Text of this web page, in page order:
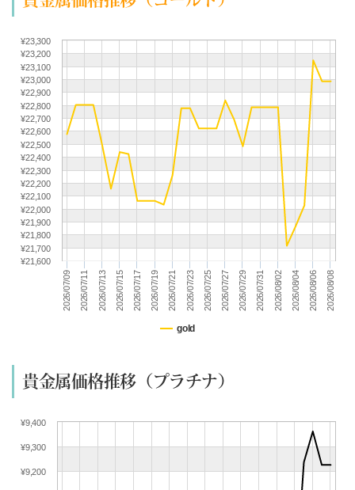
(07/23) 買取相場更新 GOLD(±0)PLATINUM(+66)
(07/22) 買取相場更新 GOLD(
(07/21) 買取相場更新 GOLD(+227)PLATINUM(+63)
(07/20) 買取相場更新 GOLD(
)PLATINUM(
(07/19) 買取相場更新 GOLD(±0)PLATINUM(±0)
(07/18) 買取相場更新 GOLD(±0)PLATINUM(±0)
(07/17) 買取相場更新 GOLD(
-362
(07/16) 買取相場更新 GOLD(-15)PLATINUM(+191)
(07/15) 買取相場更新 GOLD(+283
(07/14) 買取相場更新 GOLD(-338)PLATINUM(-115)
(07/13) 買取相場更新 GOLD(
(07/12) 買取相場更新 GOLD(±0)PLATINUM(±0)
(07/11) 買取相場更新 GOLD(±0)PLATINUM(±0)
(07/10) 買取相場更新 GOLD(
+225 )PLATINUM(+113
(07/09) 買取相場更新 GOLD(-173)PLATINUM(
(07/06) 買取相場更新 GOLD(+256 )PLATINUM(
(07/04) 買取相場更新 GOLD(±0)PLATINUM(±0)
(07/03) 買取相場更新 GOLD(+367)PLATINUM(+233)
(07/02) 買取相場更新 GOLD(+209)PLATINUM(+70)
gold
2026/07/09 2026/07/11 2026/07/13 2026/07/15 2026/07/17 2026/07/19 2026/07/21 2026/07/23 2026/07/25 2026/07/27 2026/07/29 2026/07/31 2026/08/02 2026/08/04 2026/08/06 2026/08/08
¥21,600
¥21,700
¥21,800
¥21,900
¥22,000
¥22,100
¥22,200
¥22,300
¥22,400
¥22,500
¥22,600
¥22,700
¥22,800
¥22,900
¥23,000
¥23,100
¥23,200
¥23,300
貴金属価格推移（プラチナ）
¥9,200
¥9,300
¥9,400